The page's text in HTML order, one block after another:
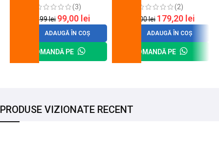
(3)
120,99lei 99,00 lei
ADAUGĂ ÎN COȘ
COMANDĂ PE
(2)
200,00lei 179,20 lei
ADAUGĂ ÎN COȘ
COMANDĂ PE
PRODUSE VIZIONATE RECENT